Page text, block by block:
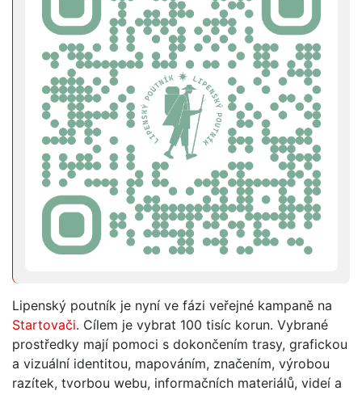
Lipenský poutník je nyní ve fázi veřejné kampaně na
Startovači. Cílem je vybrat 100 tisíc korun. Vybrané
prostředky mají pomoci s dokončením trasy, grafickou
a vizuální identitou, mapováním, značením, výrobou
razítek, tvorbou webu, informačních materiálů, videí a